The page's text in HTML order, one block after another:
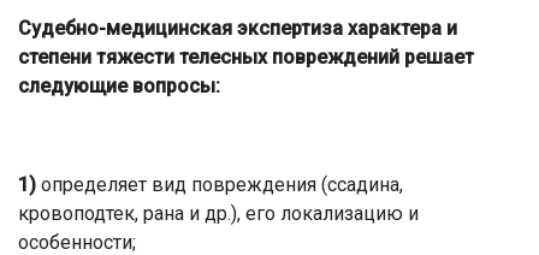
Судебно-медицинская экспертиза характера и
степени тяжести телесных повреждений решает
следующие вопросы:
1) определяет вид повреждения (ссадина,
кровоподтек, рана и др.), его локализацию и
особенности;